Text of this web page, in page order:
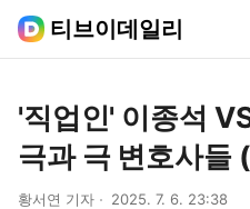
티브이데일리
'직업인' 이종석
극과 극 변호사
황서연 기자 2025. 7. 6. 23:38